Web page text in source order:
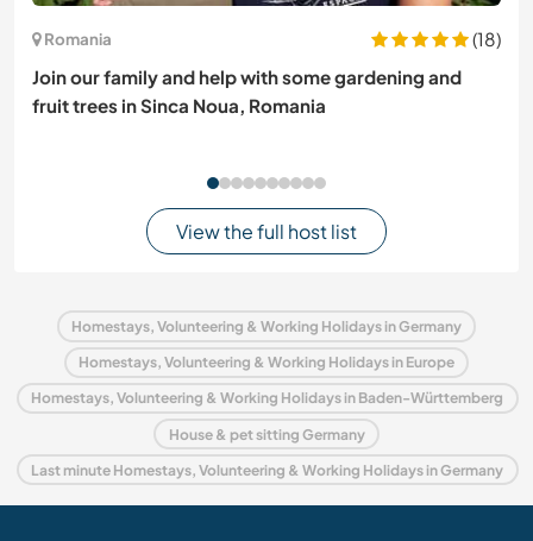
Romania
(18)
Join our family and help with some gardening and
fruit trees in Sinca Noua, Romania
View the full host list
Homestays, Volunteering & Working Holidays in Germany
Homestays, Volunteering & Working Holidays in Europe
Homestays, Volunteering & Working Holidays in Baden-Württemberg
House & pet sitting Germany
Last minute Homestays, Volunteering & Working Holidays in Germany